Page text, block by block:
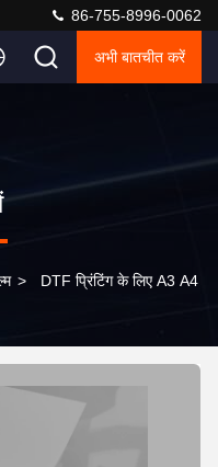
86-755-8996-0062
अभी बातचीत करें
> DTF प्रिंटिंग के लिए A3 A4